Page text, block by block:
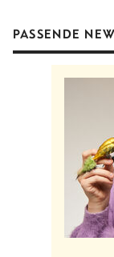
Hint
PASSENDE